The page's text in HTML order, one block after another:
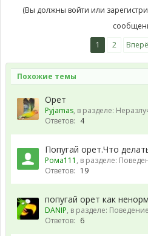
(Вы должны войти или
1
2
Похожие темы
Орет
Pyjamas, в разделе:
Ответов: 4
Попугай орет.Что
Рома111 , в разделе:
Ответов: 19
попугай орет как
DANIP, в разделе:
Ответов: 6